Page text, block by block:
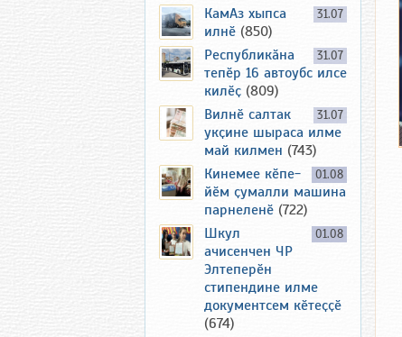
31.07
КамАз хыпса
илнӗ (850)
31.07
Республикӑна
тепӗр 16 автоубс илсе
килӗҫ (809)
31.07
Вилнӗ салтак
укҫине шыраса илме
май килмен (743)
01.08
Кинемее кӗпе-
йӗм ҫумалли машина
парнеленӗ (722)
01.08
Шкул
ачисенчен ЧР
Элтеперӗн
стипендине илме
документсем кӗтеҫҫӗ
(674)